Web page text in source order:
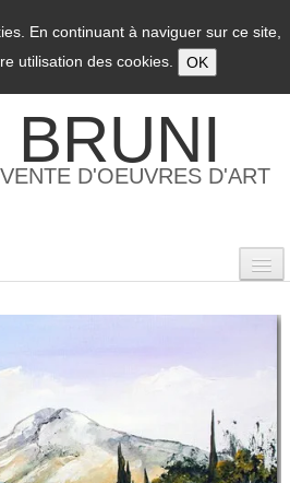
En continuant à naviguer sur ce site,
utilisation des cookies.
OK
BRUNI
D'OEUVRES D'ART